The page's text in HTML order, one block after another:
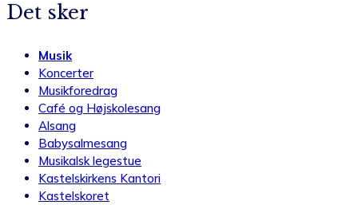
Det sker
Musik
Koncerter
Musikforedrag
Café og Højskolesang
Alsang
Babysalmesang
Musikalsk legestue
Kastelskirkens Kantori
Kastelskoret